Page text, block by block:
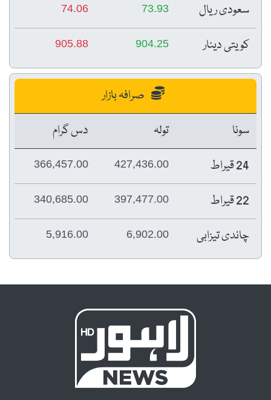
سعودی ریال 73.93
74.06
کویتی دینار 904.25
905.88
صرافہ بازار
سونا
تولہ
دس گرام
24 قیراط
427,436.00
366,457.00
22 قیراط 397,477.00
340,685.00
چاندی تیزابی 6,902.00
5,916.00